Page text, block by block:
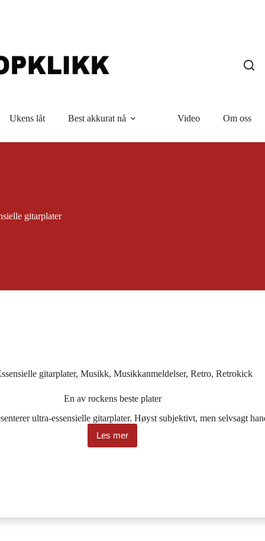
Ukens låt Best akkurat nå Video Om oss
gitarplater
gitarplater,Musikk,Musikkanmeldelser,Retro,Retrokick
En av rockens beste plater
ultra-essensielle gitarplater. Høyst subjektivt, men selvsagt
Les mer
En
av